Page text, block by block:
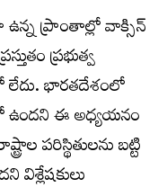
ఉన్న ప్రాంతాల్లో వాక్సిన్
ప్రభుత్వ
లేదు. భారతదేశంలో
ఉందని ఈ అధ్యయనం
పరిస్థితులను బట్టి
విశ్లేషకులు